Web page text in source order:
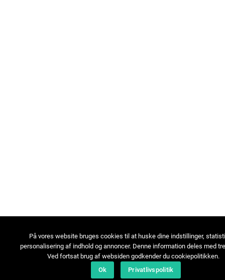
På vores website bruges cookies til at huske dine indstillinger,
personalisering af indhold og annoncer. Denne information deles med
Ved fortsat brug af websiden godkender du cookiepolitikken.
Ok
Privatlivspolitik